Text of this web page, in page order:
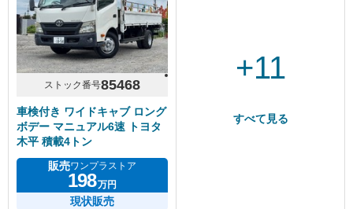
ストック番号85468
車検付き ワイドキャブ ロング
ボデー マニュアル6速 トヨタ
木平 積載4トン
販売ワンプラストア
198万円
現状販売
+11
すべて見る